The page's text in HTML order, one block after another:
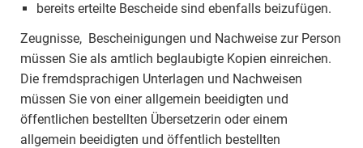
bereits erteilte Bescheide sind ebenfalls beizufügen.
Zeugnisse, Bescheinigungen und Nachweise zur Person
müssen Sie als amtlich beglaubigte Kopien einreichen.
Die fremdsprachigen Unterlagen und Nachweisen
müssen Sie von einer allgemein beeidigten und
öffentlichen bestellten Übersetzerin oder einem
allgemein beeidigten und öffentlich bestellten